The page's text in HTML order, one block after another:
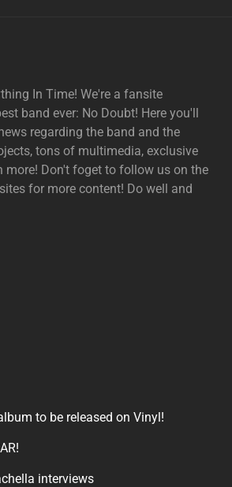
In Time! We're a fansite
band ever: No Doubt! Here you'll
regarding the band and the
tons of multimedia, exclusive
more! Don't foget to follow us on the
for more content! Do well and
to be released on Vinyl!
interviews